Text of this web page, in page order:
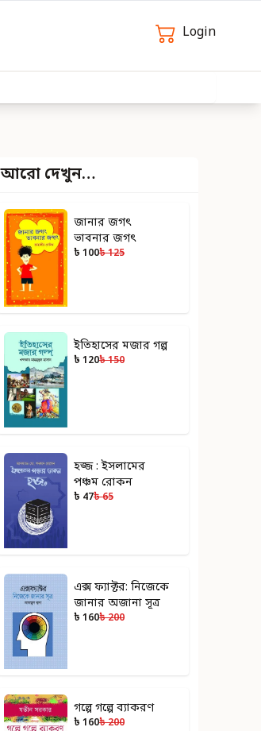
Login
আরো দেখুন…
জানার জগৎ
ভাবনার জগৎ
৳ 100৳ 125
ইতিহাসের মজার গল্প
৳ 120৳ 150
হজ্জ : ইসলামের
পঞ্চম রোকন
৳ 47৳ 65
এক্স ফ্যাক্টর: নিজেকে
জানার অজানা সূত্র
৳ 160৳ 200
গল্পে গল্পে ব্যাকরণ
৳ 160৳ 200